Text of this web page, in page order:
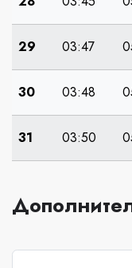
29 03:47
30 03:48
31 03:50